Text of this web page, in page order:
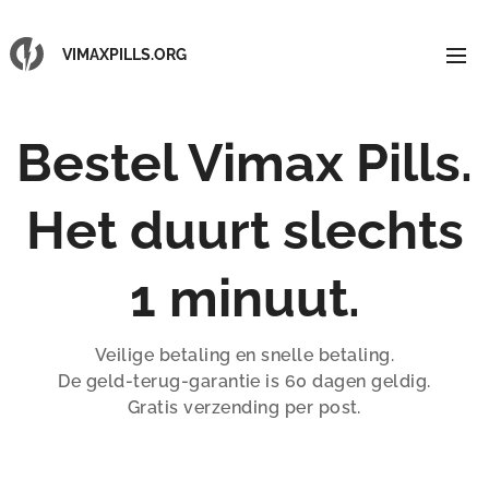
VIMAXPILLS.ORG
Bestel Vimax Pills.
Het duurt slechts
1 minuut.
Veilige betaling en snelle betaling.
De geld-terug-garantie is 60 dagen geldig.
Gratis verzending per post.